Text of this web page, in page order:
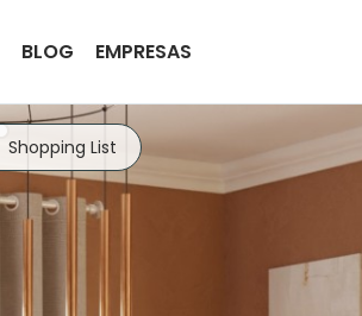
BLOG EMPRESAS
Shopping List